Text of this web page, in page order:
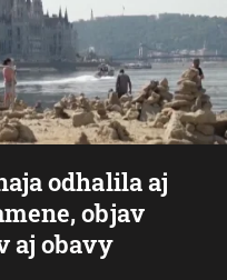
odhalila aj
objav
aj obavy